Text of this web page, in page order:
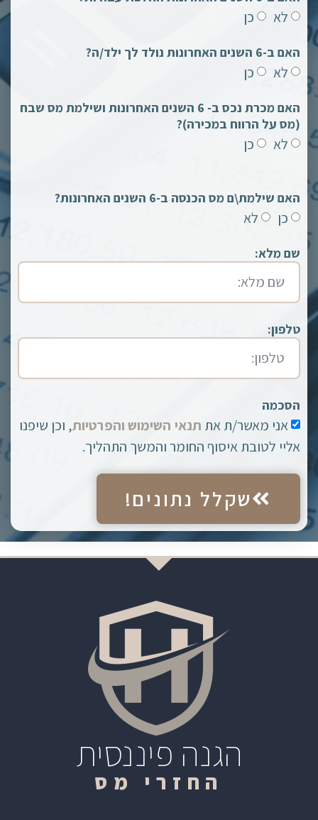
לא כן
האם ב-6 השנים האחרונות נולד לך ילד/ה?
לא כן
האם מכרת נכס ב- 6 השנים האחרונות ושילמת מס שבח
(מס על הרווח במכירה)?
לא כן
האם שילמת\ם מס הכנסה ב-6 השנים האחרונות?
כן לא
שם מלא:
טלפון:
הסכמה
אני מאשר/ת את תנאי השימוש והפרטיות, וכן שיפנו
אליי לטובת איסוף החומר והמשך התהליך.
שקלל נתונים!
הגנה פיננסית
החזרי מס